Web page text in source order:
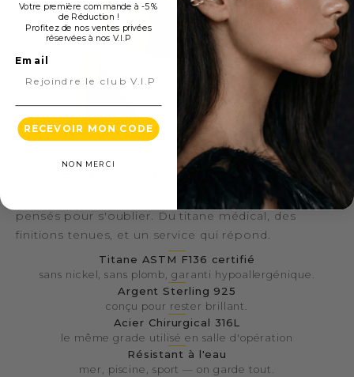
le piercing, autrement.
Nous dessinons et fabriquons des bijoux corporels
pensés pour s'oublier. Du titane médical, des
finitions tenues, et un service qui répond.
Titane ASTM F136 certifié
sans nickel, sans plomb, garanti hypoallergénique.
Argent Sterling 925
conçu pour rester brillant.
Acier Chirurgical 316L
le même grade utilisé en salle d'opération
Résistant à l'eau
mer, piscine, sport — on garde tout.
Votre première commande à -5 %
de Réduction !
Profitez de nos ventes privées
réservées à nos V.I.P
Email
RECEVOIR MON CODE
NON MERCI